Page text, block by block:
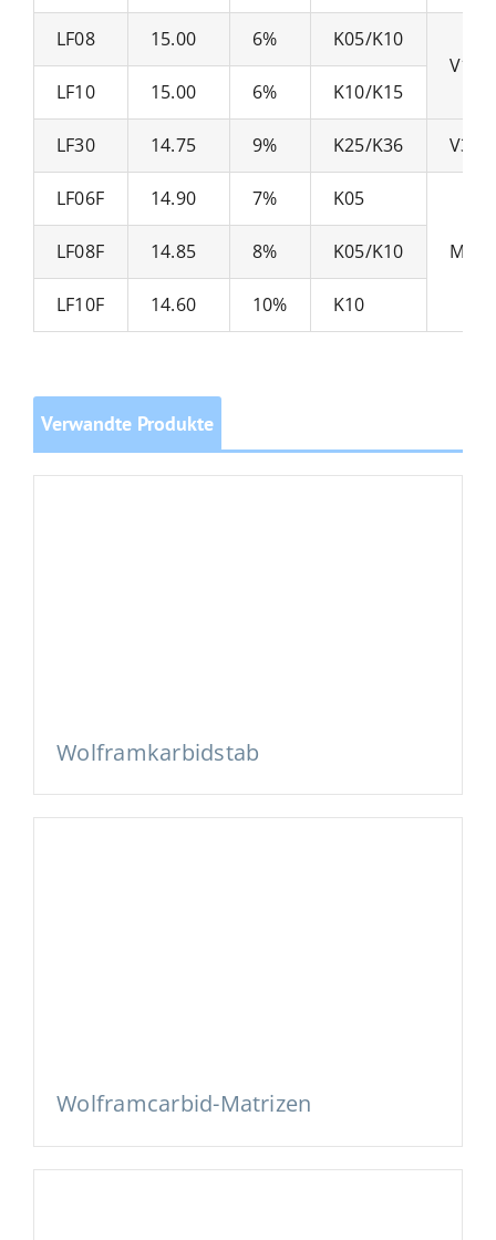
LF08 15.00 6%
K05/K10
V1
LF10
15.00 6% K10/K15
LF30 14.75 9% K25/K36 V3
LF06F 14.90 7% K05
LF08F 14.85 8% K05/K10
LF10F 14.60 10% K10
Verwandte Produkte
Wolframkarbidstab
Wolframcarbid-Matrizen